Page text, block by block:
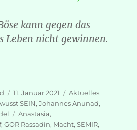
kann gegen das
Leben nicht gewinnen.
SIE verlieren“
Veröffentlicht
am
11. Januar 2021 Kategorien
Aktuelles,
SEIN,Johannes Anunad,
Schlagwörter
Anastasia,
,GOR Rassadin, Macht,SEMIR,